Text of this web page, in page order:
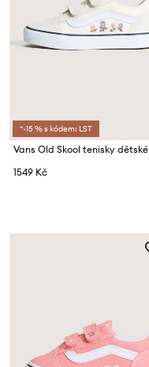
*-15 % s kódem: LST
Vans Old Skool tenisky dětské
1549 Kč